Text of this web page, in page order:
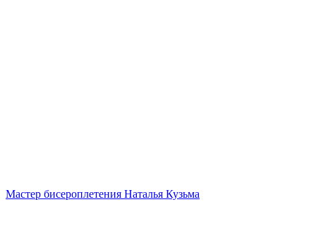
Мастер бисероплетения Наталья Кузьма